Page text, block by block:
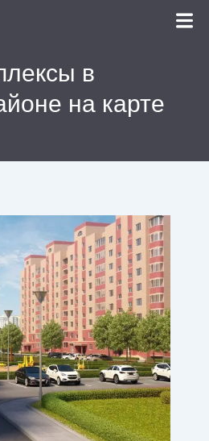
в
на карте